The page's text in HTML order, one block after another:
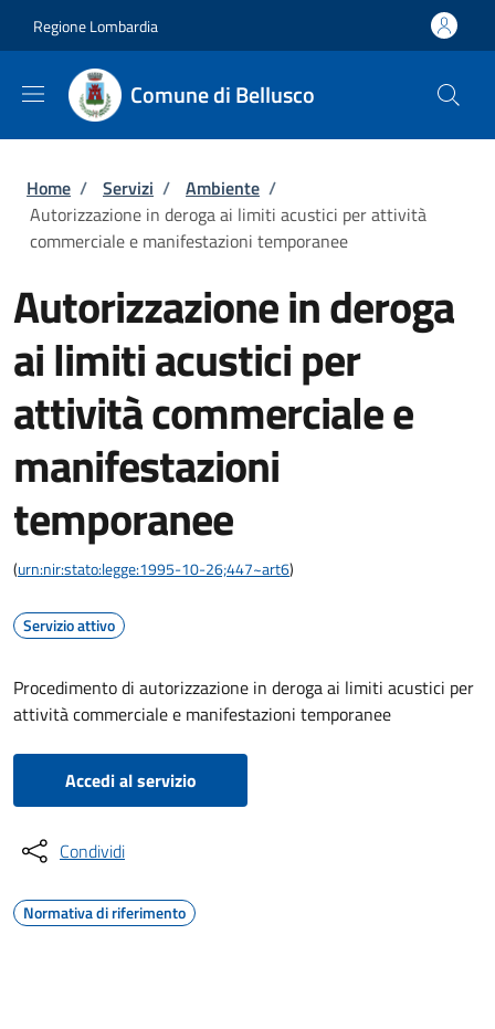
Regione Lombardia
Comune di Bellusco
Briciole di pane
Home / Servizi / Ambiente /
Autorizzazione in deroga ai limiti acustici per attività
commerciale e manifestazioni temporanee
Autorizzazione in deroga
ai limiti acustici per
attività commerciale e
manifestazioni
temporanee
(urn:nir:stato:legge:1995-10-26;447~art6)
Servizio attivo
Procedimento di autorizzazione in deroga ai limiti acustici per
attività commerciale e manifestazioni temporanee
Accedi al servizio
Condividi
Normativa di riferimento